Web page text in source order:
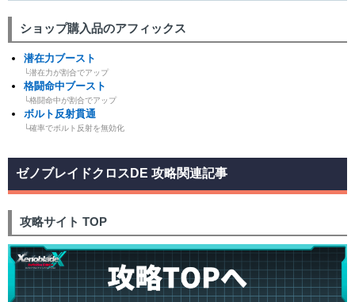
ショップ購入品のアフィックス
潜在力ブースト
└潜在力が割合でアップ
格闘命中ブースト
└格闘命中が割合でアップ
ボルト反射貫通
└確率でボルト反射を無効化
ゼノブレイドクロスDE 攻略関連記事
攻略サイト TOP